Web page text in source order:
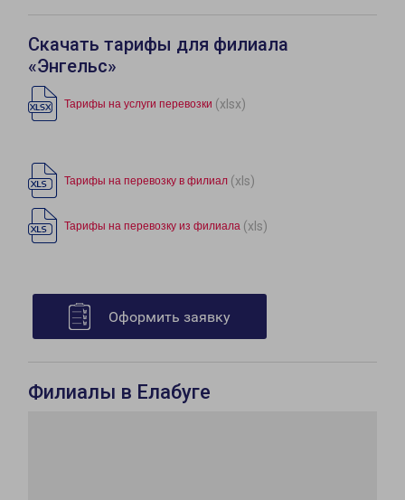
Скачать тарифы для филиала
«Энгельс»
Тарифы на услуги перевозки (xlsx)
Тарифы на перевозку в филиал (xls)
Тарифы на перевозку из филиала (xls)
Оформить заявку
Филиалы в Елабуге